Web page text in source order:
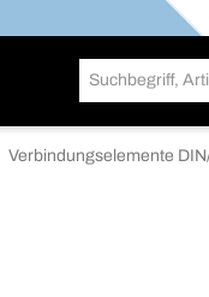
Verbindungselemente